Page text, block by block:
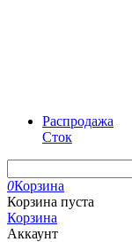
Распродажа
Сток
0Корзина
Корзина пуста
Корзина
Аккаунт